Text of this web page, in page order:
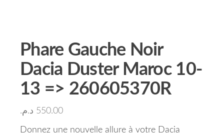
Phare Gauche Noir
Dacia Duster Maroc 10-
13 => 260605370R
550.00 د.م.
Donnez une nouvelle allure à votre Dacia